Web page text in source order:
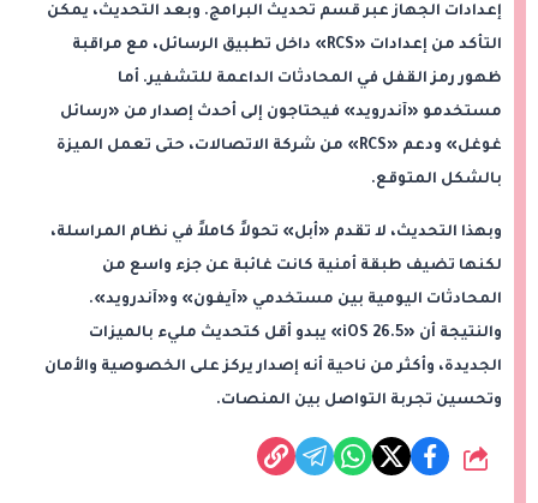
إعدادات الجهاز عبر قسم تحديث البرامج. وبعد التحديث، يمكن
التأكد من إعدادات «RCS» داخل تطبيق الرسائل، مع مراقبة
ظهور رمز القفل في المحادثات الداعمة للتشفير. أما
مستخدمو «آندرويد» فيحتاجون إلى أحدث إصدار من «رسائل
غوغل» ودعم «RCS» من شركة الاتصالات، حتى تعمل الميزة
بالشكل المتوقع.
وبهذا التحديث، لا تقدم «أبل» تحولاً كاملاً في نظام المراسلة،
لكنها تضيف طبقة أمنية كانت غائبة عن جزء واسع من
المحادثات اليومية بين مستخدمي «آيفون» و«آندرويد».
والنتيجة أن «iOS 26.5» يبدو أقل كتحديث مليء بالميزات
الجديدة، وأكثر من ناحية أنه إصدار يركز على الخصوصية والأمان
وتحسين تجربة التواصل بين المنصات.
شارك